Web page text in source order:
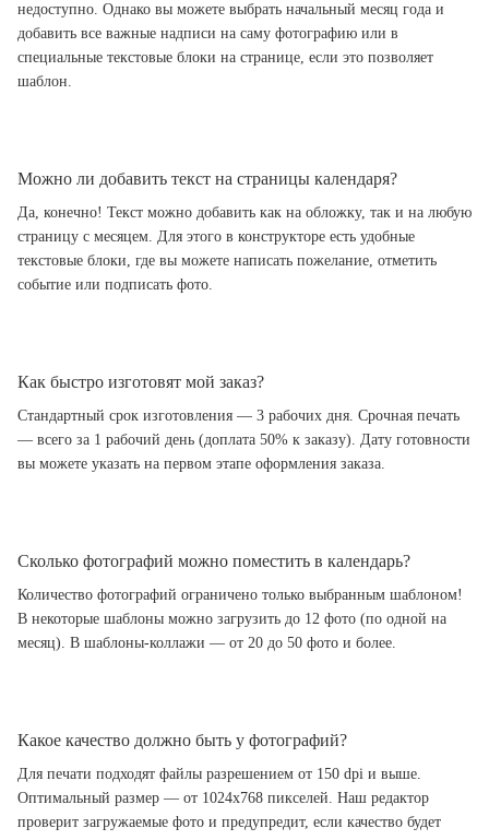
недоступно. Однако вы можете выбрать начальный месяц года и
добавить все важные надписи на саму фотографию или в
специальные текстовые блоки на странице, если это позволяет
шаблон.
Можно ли добавить текст на страницы календаря?
Да, конечно! Текст можно добавить как на обложку, так и на любую
страницу с месяцем. Для этого в конструкторе есть удобные
текстовые блоки, где вы можете написать пожелание, отметить
событие или подписать фото.
Как быстро изготовят мой заказ?
Стандартный срок изготовления — 3 рабочих дня. Срочная печать
— всего за 1 рабочий день (доплата 50% к заказу). Дату готовности
вы можете указать на первом этапе оформления заказа.
Сколько фотографий можно поместить в календарь?
Количество фотографий ограничено только выбранным шаблоном!
В некоторые шаблоны можно загрузить до 12 фото (по одной на
месяц). В шаблоны-коллажи — от 20 до 50 фото и более.
Какое качество должно быть у фотографий?
Для печати подходят файлы разрешением от 150 dpi и выше.
Оптимальный размер — от 1024x768 пикселей. Наш редактор
проверит загружаемые фото и предупредит, если качество будет